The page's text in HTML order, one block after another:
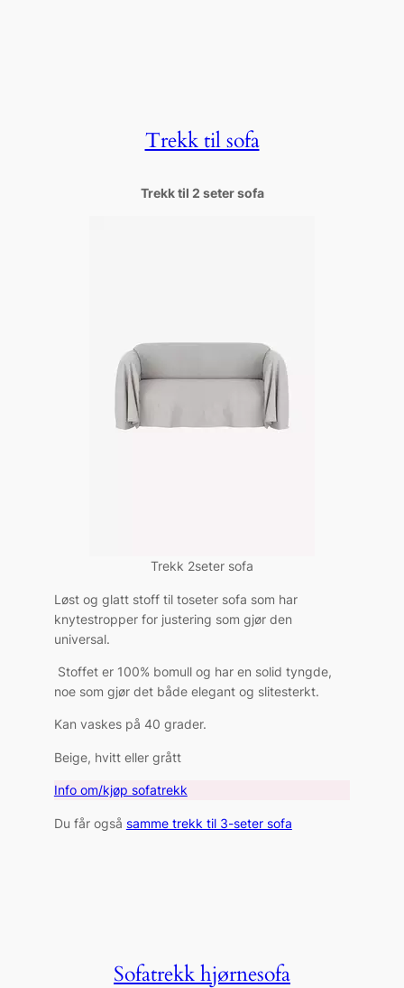
Trekk til sofa
Trekk til 2 seter sofa
Trekk 2seter sofa
Løst og glatt stoff til toseter sofa som har
knytestropper for justering som gjør den
universal.
Stoffet er 100% bomull og har en solid tyngde,
noe som gjør det både elegant og slitesterkt.
Kan vaskes på 40 grader.
Beige, hvitt eller grått
Info om/kjøp sofatrekk
Du får også samme trekk til 3-seter sofa
Sofatrekk hjørnesofa